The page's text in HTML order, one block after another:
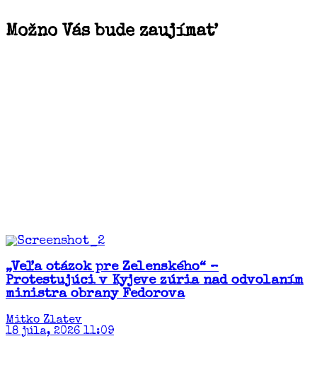
Možno Vás bude zaujímať
„Veľa otázok pre Zelenského“ –
Protestujúci v Kyjeve zúria nad odvolaním
ministra obrany Fedorova
Mitko Zlatev
18 júla, 2026 11:09